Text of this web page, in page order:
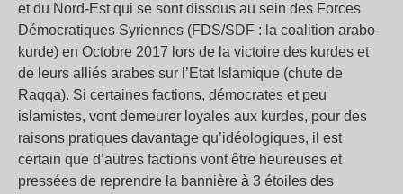
et du Nord-Est qui se sont dissous au sein des Forces
Démocratiques Syriennes (FDS/SDF : la coalition arabo-
kurde) en Octobre 2017 lors de la victoire des kurdes et
de leurs alliés arabes sur l’Etat Islamique (chute de
Raqqa). Si certaines factions, démocrates et peu
islamistes, vont demeurer loyales aux kurdes, pour des
raisons pratiques davantage qu’idéologiques, il est
certain que d’autres factions vont être heureuses et
pressées de reprendre la bannière à 3 étoiles des